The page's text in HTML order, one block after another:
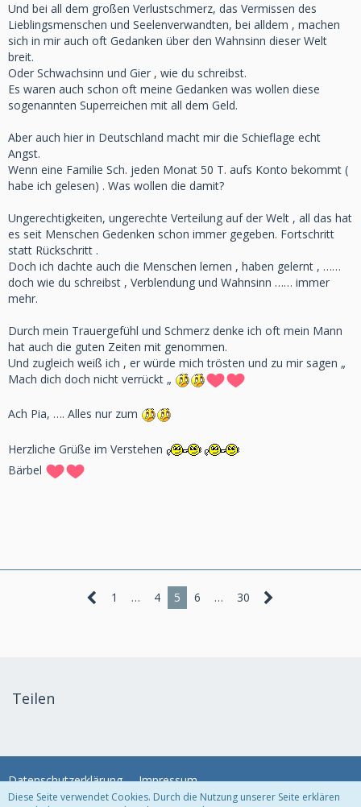
Und bei all dem großen Verlustschmerz, das Vermissen des
Lieblingsmenschen und Seelenverwandten, bei alldem , machen
sich in mir auch oft Gedanken über den Wahnsinn dieser Welt
breit.
Oder Schwachsinn und Gier , wie du schreibst.
Es waren auch schon oft meine Gedanken was wollen diese
sogenannten Superreichen mit all dem Geld.
Aber auch hier in Deutschland macht mir die Schieflage echt
Angst.
Wenn eine Familie Sch. jeden Monat 50 T. aufs Konto bekommt (
habe ich gelesen) . Was wollen die damit?
Ungerechtigkeiten, ungerechte Verteilung auf der Welt , all das hat
es seit Menschen Gedenken schon immer gegeben. Fortschritt
statt Rückschritt .
Doch ich dachte auch die Menschen lernen , haben gelernt , ……
doch wie du schreibst , Verblendung und Wahnsinn …… immer
mehr.
Durch mein Trauergefühl und Schmerz denke ich oft mein Mann
hat auch die guten Zeiten mit genommen.
Und zugleich weiß ich , er würde mich trösten und zu mir sagen „
Mach dich doch nicht verrückt „
Ach Pia, …. Alles nur zum
Herzliche Grüße im Verstehen
Bärbel
1 … 4 5 6 … 30
Teilen
Datenschutzerklärung Impressum
Diese Seite verwendet Cookies. Durch die Nutzung unserer Seite erklären